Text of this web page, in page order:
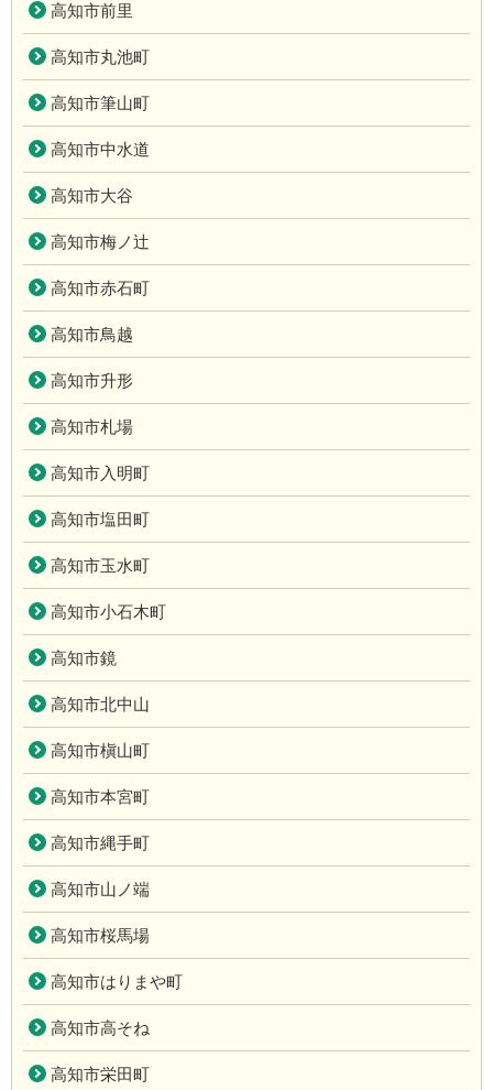
高知市前里
高知市丸池町
高知市筆山町
高知市中水道
高知市大谷
高知市梅ノ辻
高知市赤石町
高知市鳥越
高知市升形
高知市札場
高知市入明町
高知市塩田町
高知市玉水町
高知市小石木町
高知市鏡
高知市北中山
高知市槇山町
高知市本宮町
高知市縄手町
高知市山ノ端
高知市桜馬場
高知市はりまや町
高知市高そね
高知市栄田町